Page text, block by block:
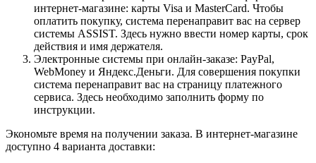
интернет-магазине: карты Visa и MasterCard. Чтобы
оплатить покупку, система перенаправит вас на сервер
системы ASSIST. Здесь нужно ввести номер карты, срок
действия и имя держателя.
Электронные системы при онлайн-заказе: PayPal,
WebMoney и Яндекс.Деньги. Для совершения покупки
система перенаправит вас на страницу платежного
сервиса. Здесь необходимо заполнить форму по
инструкции.
Экономьте время на получении заказа. В интернет-магазине
доступно 4 варианта доставки: